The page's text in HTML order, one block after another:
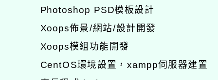
Photoshop PSD模板設計
Xoops佈景/網站/設計開發
Xoops模組功能開發
CentOS環境設置，xampp伺服器建置